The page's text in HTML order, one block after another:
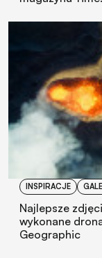
INSPIRACJE
Najlepsze
wykonane
Geographic